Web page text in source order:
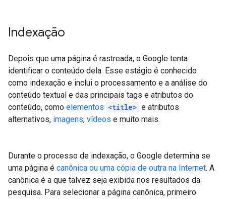
Indexação
Depois que uma página é rastreada, o Google tenta
identificar o conteúdo dela. Esse estágio é conhecido
como indexação e inclui o processamento e a análise do
conteúdo textual e das principais tags e atributos do
conteúdo, como elementos <title> e atributos
alternativos, imagens, vídeos e muito mais.
Durante o processo de indexação, o Google determina se
uma página é canônica ou uma cópia de outra na Internet. A
canônica é a que talvez seja exibida nos resultados da
pesquisa. Para selecionar a página canônica, primeiro